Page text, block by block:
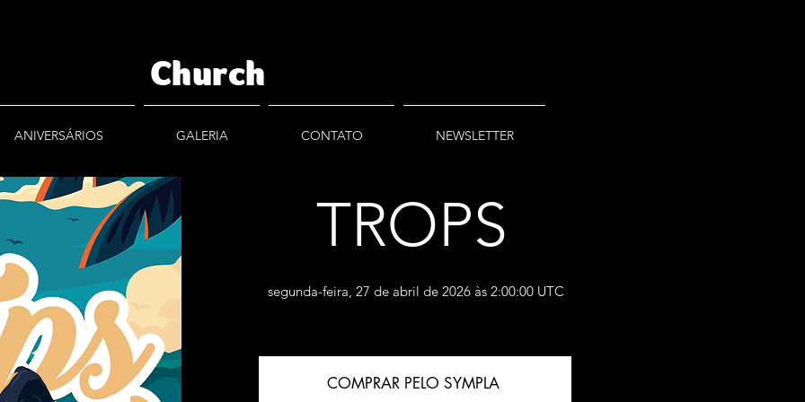
Church
ANIVERSÁRIOS GALERIA CONTATO NEWSLETTER
TROPS
segunda-feira, 27 de abril de 2026 às 2:00:00 UTC
COMPRAR PELO SYMPLA